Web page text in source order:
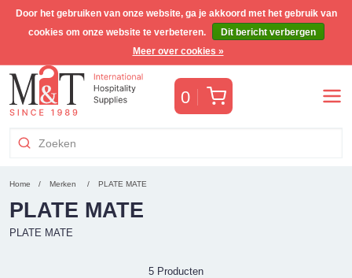
0 Winkelwagen
Home Merken PLATE MATE
PLATE MATE
PLATE MATE
5 Producten
Door het gebruiken van onze website, ga je akkoord met het gebruik van
cookies om onze website te verbeteren.
Dit bericht verbergen
Meer over cookies »